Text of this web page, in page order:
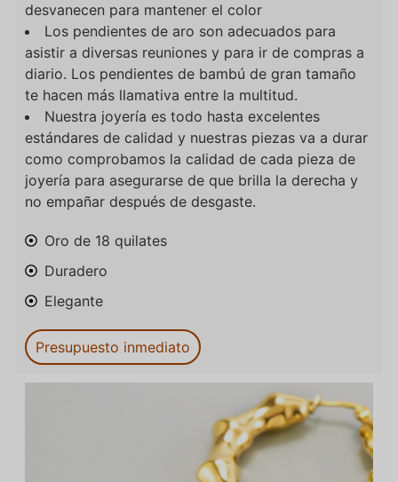
desvanecen para mantener el color
Los pendientes de aro son adecuados para
asistir a diversas reuniones y para ir de compras a
diario. Los pendientes de bambú de gran tamaño
te hacen más llamativa entre la multitud.
Nuestra joyería es todo hasta excelentes
estándares de calidad y nuestras piezas va a durar
como comprobamos la calidad de cada pieza de
joyería para asegurarse de que brilla la derecha y
no empañar después de desgaste.
Oro de 18 quilates
Duradero
Elegante
Presupuesto inmediato